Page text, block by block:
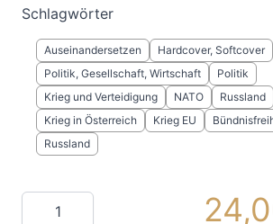
Schlagwörter
Auseinandersetzen Hardcover, Softcover
Politik, Gesellschaft, Wirtschaft
Politik
Krieg und Verteidigung
NATO
Russland
Krieg in Österreich
Krieg EU
Russland
Menge